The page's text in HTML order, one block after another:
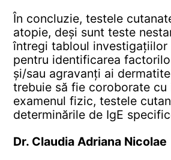
În concluzie, testele
atopie, deși sunt teste
întregi tabloul investigațiilor
pentru identificarea
și/sau agravanți ai
trebuie să fie coroborate
examenul fizic, testele
determinările de IgE
Dr. Claudia Adriana Nicolae